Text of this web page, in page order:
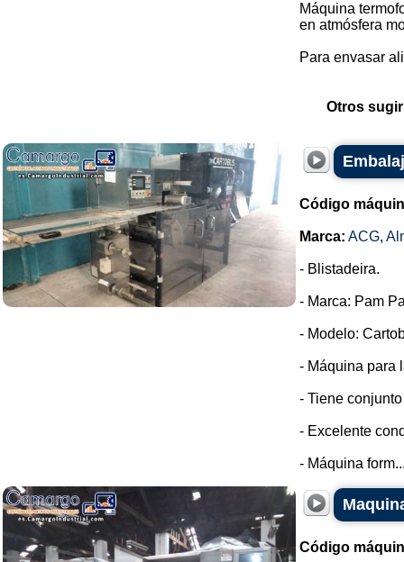
Máquina
en atmósfera
Para envasar
Otros
Código
Marca: ACG,
- Blistadeira.
- Marca: Pam
- Modelo:
- Máquina para
- Tiene
- Excelente
- Máquina
Código